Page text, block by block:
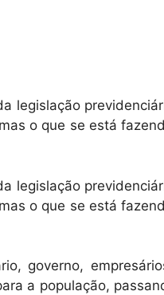
legislação
o que se está
legislação
o que se está
governo,
a população,